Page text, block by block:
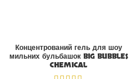
Концентрований гель для шоу
мильних бульбашок BIG BUBBLES
CHEMICAL